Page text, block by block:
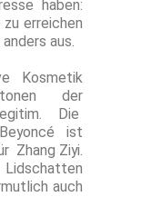
haben:
erreichen
aus.
Kosmetik
der
Die
ist
Zhang Ziyi.
auch